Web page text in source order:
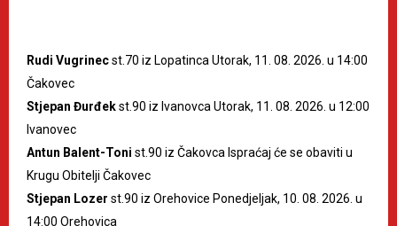
Rudi Vugrinecst.70 iz Lopatinca Utorak, 11. 08. 2026. u 14:00
Čakovec
Stjepan Đurđekst.90 iz Ivanovca Utorak, 11. 08. 2026. u 12:00
Ivanovec
Antun Balent-Toni st.90 iz Čakovca Ispraćaj će se obaviti u
Krugu Obitelji Čakovec
Stjepan Lozer st.90 iz Orehovice Ponedjeljak, 10. 08. 2026. u
14:00 Orehovica